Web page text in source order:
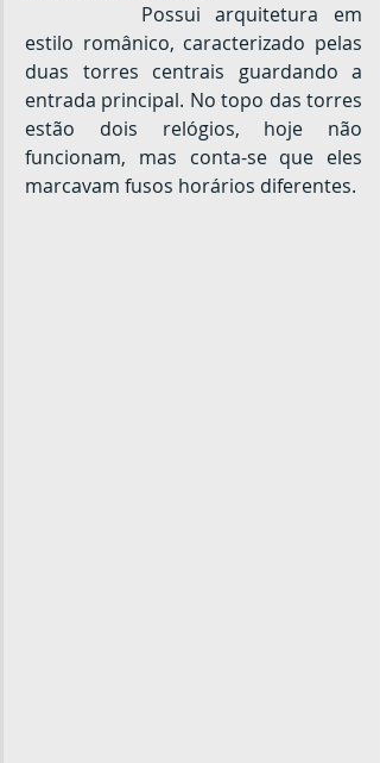
estilo românico, caracterizado pelas
duas torres centrais guardando a
entrada principal. No topo das torres
estão dois relógios, hoje não
funcionam, mas conta-se que eles
marcavam fusos horários diferentes.